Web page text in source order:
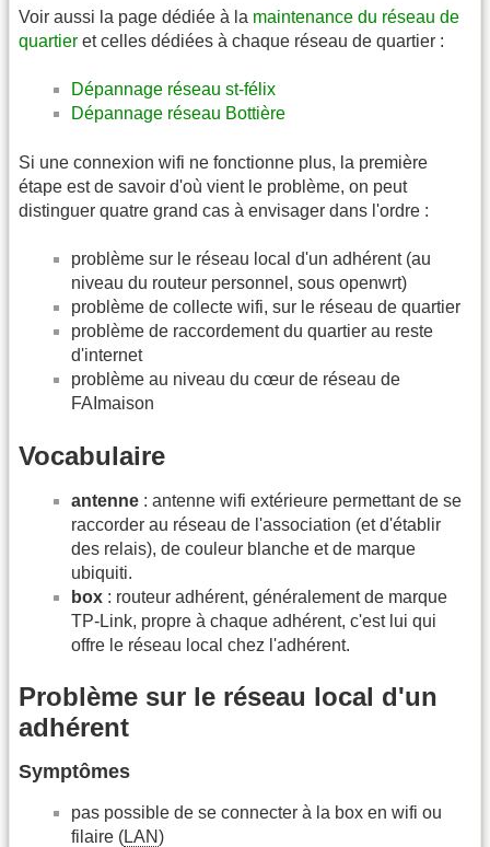
Voir aussi la page dédiée à la maintenance du réseau de
quartier et celles dédiées à chaque réseau de quartier :
Dépannage réseau st-félix
Dépannage réseau Bottière
Si une connexion wifi ne fonctionne plus, la première
étape est de savoir d'où vient le problème, on peut
distinguer quatre grand cas à envisager dans l'ordre :
problème sur le réseau local d'un adhérent (au
niveau du routeur personnel, sous openwrt)
problème de collecte wifi, sur le réseau de quartier
problème de raccordement du quartier au reste
d'internet
problème au niveau du cœur de réseau de
FAImaison
Vocabulaire
antenne : antenne wifi extérieure permettant de se
raccorder au réseau de l'association (et d'établir
des relais), de couleur blanche et de marque
ubiquiti.
box : routeur adhérent, généralement de marque
TP-Link, propre à chaque adhérent, c'est lui qui
offre le réseau local chez l'adhérent.
Problème sur le réseau local d'un
adhérent
Symptômes
pas possible de se connecter à la box en wifi ou
filaire (LAN)